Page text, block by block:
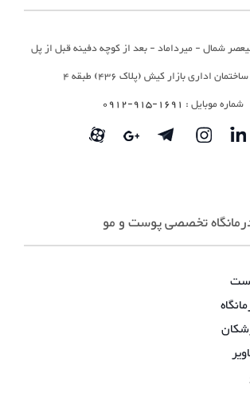
شمال - میرداماد - بعد از کوچه دفینه قبل از پل
اداری بازار کیش (پلاک 436) طبقه 4
شماره موبایل : 1691-915-0912
تخصصی پوست و مو